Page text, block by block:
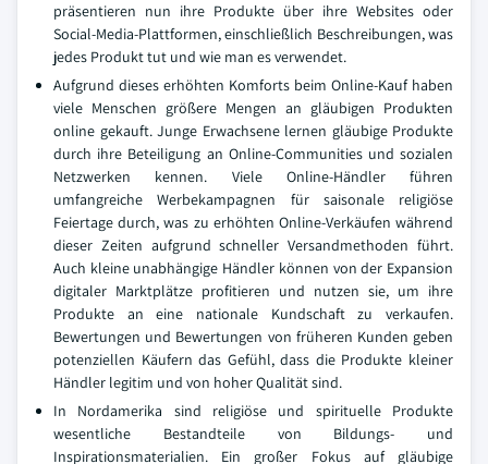
präsentieren nun ihre Produkte über ihre Websites oder
Social-Media-Plattformen, einschließlich Beschreibungen, was
jedes Produkt tut und wie man es verwendet.
Aufgrund dieses erhöhten Komforts beim Online-Kauf haben
viele Menschen größere Mengen an gläubigen Produkten
online gekauft. Junge Erwachsene lernen gläubige Produkte
durch ihre Beteiligung an Online-Communities und sozialen
Netzwerken kennen. Viele Online-Händler führen
umfangreiche Werbekampagnen für saisonale religiöse
Feiertage durch, was zu erhöhten Online-Verkäufen während
dieser Zeiten aufgrund schneller Versandmethoden führt.
Auch kleine unabhängige Händler können von der Expansion
digitaler Marktplätze profitieren und nutzen sie, um ihre
Produkte an eine nationale Kundschaft zu verkaufen.
Bewertungen und Bewertungen von früheren Kunden geben
potenziellen Käufern das Gefühl, dass die Produkte kleiner
Händler legitim und von hoher Qualität sind.
In Nordamerika sind religiöse und spirituelle Produkte
wesentliche Bestandteile von Bildungs- und
Inspirationsmaterialien. Ein großer Fokus auf gläubige